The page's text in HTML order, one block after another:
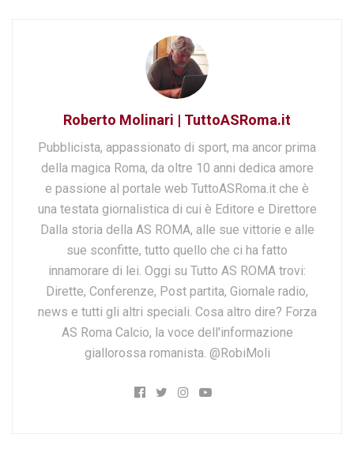
Roberto Molinari | TuttoASRoma.it
Pubblicista, appassionato di sport, ma ancor prima
della magica Roma, da oltre 10 anni dedica amore
e passione al portale web TuttoASRoma.it che è
una testata giornalistica di cui è Editore e Direttore
Dalla storia della AS ROMA, alle sue vittorie e alle
sue sconfitte, tutto quello che ci ha fatto
innamorare di lei. Oggi su Tutto AS ROMA trovi:
Dirette, Conferenze, Post partita, Giornale radio,
news e tutti gli altri speciali. Cosa altro dire? Forza
AS Roma Calcio, la voce dell'informazione
giallorossa romanista. @RobiMoli